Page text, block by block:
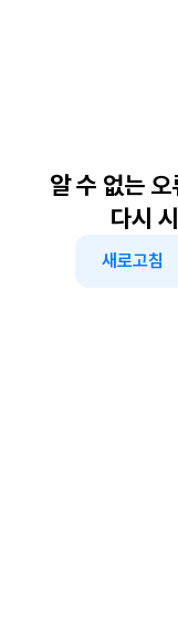
알 수 없는
다시
새로고침